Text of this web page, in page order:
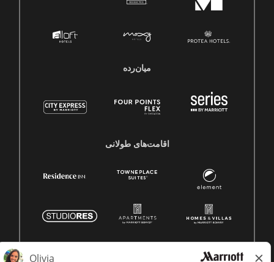
میان‌رده
اقامت‌های طولانی